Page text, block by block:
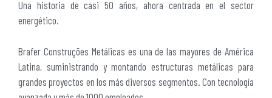
Una historia de casi 50 años, ahora centrada en el sector
energético.
Brafer Construções Metálicas es una de las mayores de América
Latina, suministrando y montando estructuras metálicas para
grandes proyectos en los más diversos segmentos. Con tecnología